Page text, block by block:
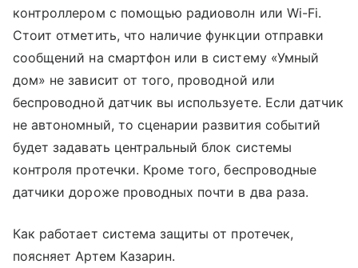
контроллером с помощью радиоволн или Wi-Fi.
Стоит отметить, что наличие функции отправки
сообщений на смартфон или в систему «Умный
дом» не зависит от того, проводной или
беспроводной датчик вы используете. Если датчик
не автономный, то сценарии развития событий
будет задавать центральный блок системы
контроля протечки. Кроме того, беспроводные
датчики дороже проводных почти в два раза.
Как работает система защиты от протечек,
поясняет Артем Казарин.